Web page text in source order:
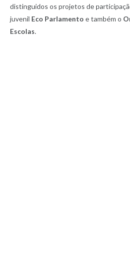
distinguidos os projetos de
juvenil Eco Parlamento e também o
Escolas.